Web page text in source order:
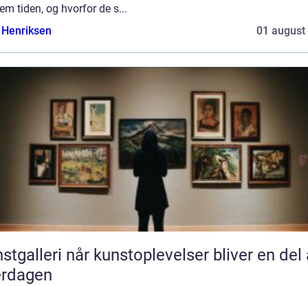
tiden, og hvorfor de s...
01 august
kunstoplevelser bliver en del af